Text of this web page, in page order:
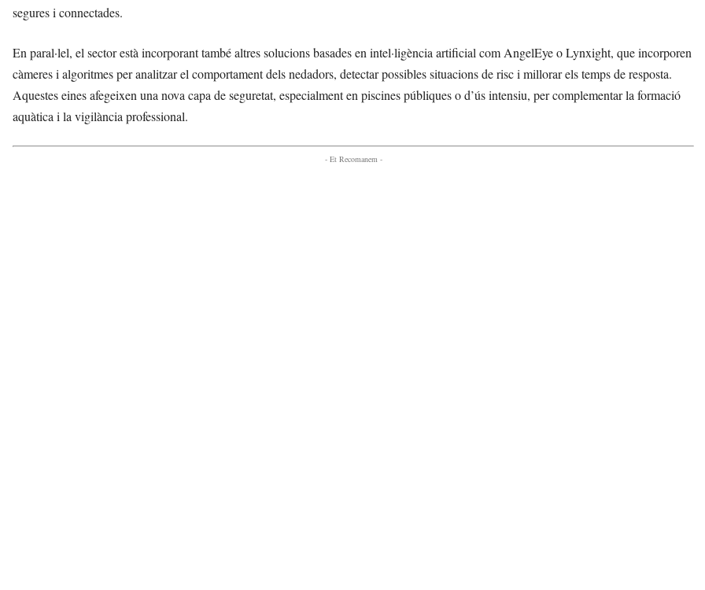
segures i connectades.
En paral·lel, el sector està incorporant també altres solucions basades en intel·ligència artificial com AngelEye o Lynxight, que incorporen
càmeres i algoritmes per analitzar el comportament dels nedadors, detectar possibles situacions de risc i millorar els temps de resposta.
Aquestes eines afegeixen una nova capa de seguretat, especialment en piscines públiques o d’ús intensiu, per complementar la formació
aquàtica i la vigilància professional.
- Et Recomanem -